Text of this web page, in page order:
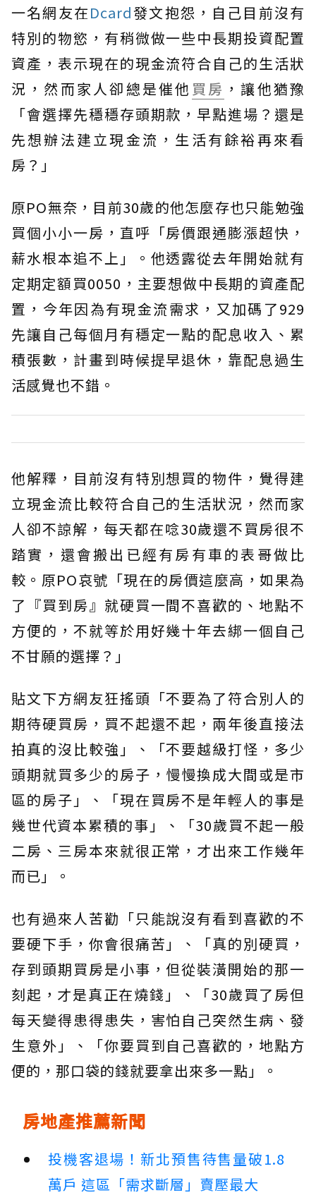
一名網友在Dcard發文抱怨，自己目前沒有
特別的物慾，有稍微做一些中長期投資配置
資產，表示現在的現金流符合自己的生活狀
況，然而家人卻總是催他 買房 ，讓他猶豫
「會選擇先穩穩存頭期款，早點進場？還是
先想辦法建立現金流，生活有餘裕再來看
房？」
原PO無奈，目前30歲的他怎麼存也只能勉強
買個小小一房，直呼「房價跟通膨漲超快，
薪水根本追不上」。他透露從去年開始就有
定期定額買0050，主要想做中長期的資產配
置，今年因為有現金流需求，又加碼了929
先讓自己每個月有穩定一點的配息收入、累
積張數，計畫到時候提早退休，靠配息過生
活感覺也不錯。
他解釋，目前沒有特別想買的物件，覺得建
立現金流比較符合自己的生活狀況，然而家
人卻不諒解，每天都在唸30歲還不買房很不
踏實，還會搬出已經有房有車的表哥做比
較。原PO哀號「現在的房價這麼高，如果為
了『買到房』就硬買一間不喜歡的、地點不
方便的，不就等於用好幾十年去綁一個自己
不甘願的選擇？」
貼文下方網友狂搖頭「不要為了符合別人的
期待硬買房，買不起還不起，兩年後直接法
拍真的沒比較強」、「不要越級打怪，多少
頭期就買多少的房子，慢慢換成大間或是市
區的房子」、「現在買房不是年輕人的事是
幾世代資本累積的事」、「30歲買不起一般
二房、三房本來就很正常，才出來工作幾年
而已」。
也有過來人苦勸「只能說沒有看到喜歡的不
要硬下手，你會很痛苦」、「真的別硬買，
存到頭期買房是小事，但從裝潢開始的那一
刻起，才是真正在燒錢」、「30歲買了房但
每天變得患得患失，害怕自己突然生病、發
生意外」、「你要買到自己喜歡的，地點方
便的，那口袋的錢就要拿出來多一點」。
房地產推薦新聞
投機客退場！新北預售待售量破1.8
萬戶 這區「需求斷層」賣壓最大